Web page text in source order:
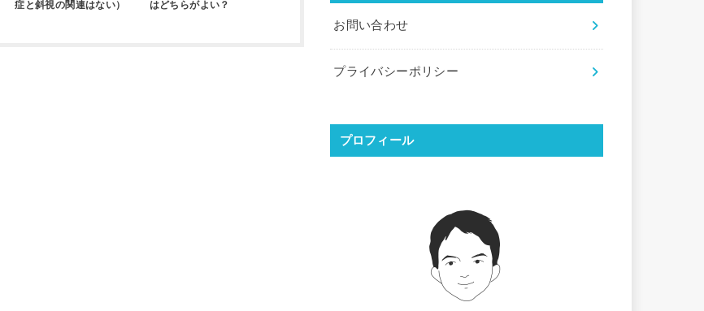
症と斜視の関連はない）
はどちらがよい？
お問い合わせ
プライバシーポリシー
プロフィール